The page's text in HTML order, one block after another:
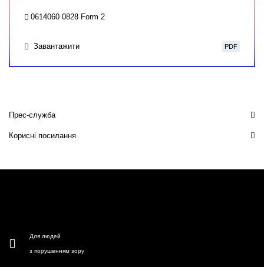
0614060 0828 Form 2
Завантажити PDF
Прес-служба
Корисні посилання
Для людей
з порушенням зору